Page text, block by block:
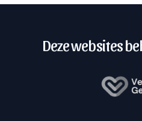
Deze websites